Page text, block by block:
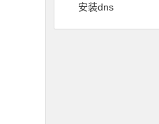
安装dns